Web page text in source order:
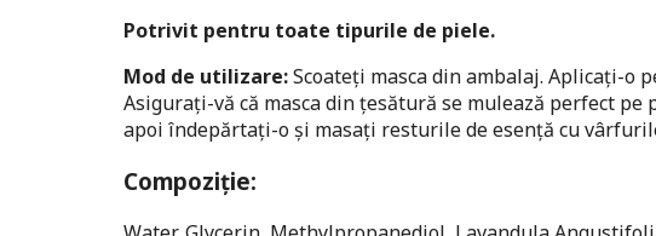
Potrivit pentru toate tipurile de piele.
Mod de utilizare:Scoateți masca din ambalaj. Aplicați-o
Asigurați-vă că masca din țesătură se mulează perfect
apoi îndepărtați-o și masați resturile de esență cu
Compoziție: